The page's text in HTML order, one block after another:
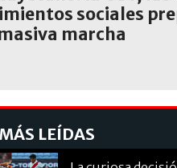
sociales
marcha
LEÍDAS